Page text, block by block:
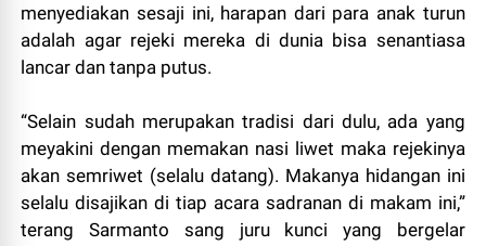
menyediakan sesaji ini, harapan dari para anak turun
adalah agar rejeki mereka di dunia bisa senantiasa
lancar dan tanpa putus.
“Selain sudah merupakan tradisi dari dulu, ada yang
meyakini dengan memakan nasi liwet maka rejekinya
akan semriwet (selalu datang). Makanya hidangan ini
selalu disajikan di tiap acara sadranan di makam ini,”
terang Sarmanto sang juru kunci yang bergelar